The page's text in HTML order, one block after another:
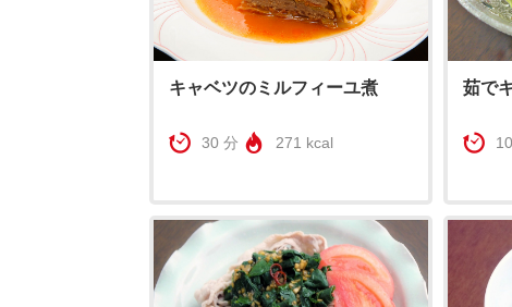
キャベツのミルフィーユ煮
30 分 271 kcal
茹で